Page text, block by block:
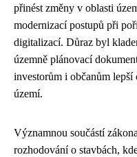
přinést změny v oblasti
modernizací postupů při
digitalizací. Důraz byl
územně plánovací
investorům i občanům
území.
Významnou součástí
rozhodování o stavbách,